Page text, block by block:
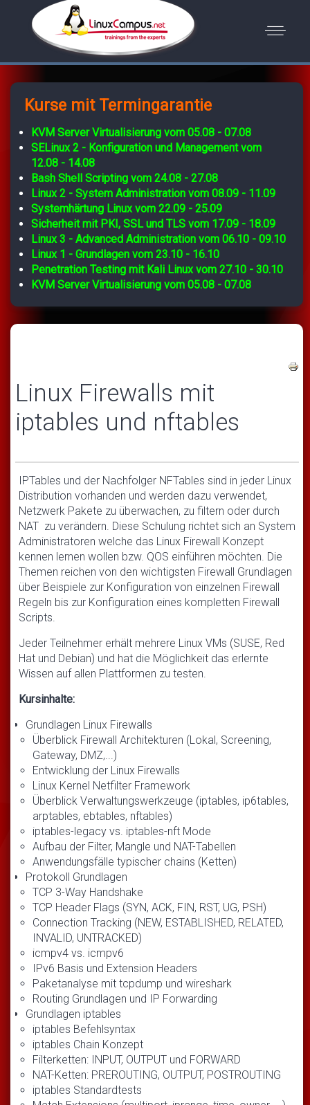
Kurse mit Termingarantie
KVM Server Virtualisierung vom 05.08 - 07.08
SELinux 2 - Konfiguration und Management vom
12.08 - 14.08
Bash Shell Scripting vom 24.08 - 27.08
Linux 2 - System Administration vom 08.09 - 11.09
Systemhärtung Linux vom 22.09 - 25.09
Sicherheit mit PKI, SSL und TLS vom 17.09 - 18.09
Linux 3 - Advanced Administration vom 06.10 - 09.10
Linux 1 - Grundlagen vom 23.10 - 16.10
Penetration Testing mit Kali Linux vom 27.10 - 30.10
KVM Server Virtualisierung vom 05.08 - 07.08
Linux Firewalls mit
iptables und nftables
IPTables und der Nachfolger NFTables sind in jeder Linux
Distribution vorhanden und werden dazu verwendet,
Netzwerk Pakete zu überwachen, zu filtern oder durch
NAT zu verändern. Diese Schulung richtet sich an System
Administratoren welche das Linux Firewall Konzept
kennen lernen wollen bzw. QOS einführen möchten. Die
Themen reichen von den wichtigsten Firewall Grundlagen
über Beispiele zur Konfiguration von einzelnen Firewall
Regeln bis zur Konfiguration eines kompletten Firewall
Scripts.
Jeder Teilnehmer erhält mehrere Linux VMs (SUSE, Red
Hat und Debian) und hat die Möglichkeit das erlernte
Wissen auf allen Plattformen zu testen.
Kursinhalte:
Grundlagen Linux Firewalls
Überblick Firewall Architekturen (Lokal, Screening,
Gateway, DMZ,...)
Entwicklung der Linux Firewalls
Linux Kernel Netfilter Framework
Überblick Verwaltungswerkzeuge (iptables, ip6tables,
arptables, ebtables, nftables)
iptables-legacy vs. iptables-nft Mode
Aufbau der Filter, Mangle und NAT-Tabellen
Anwendungsfälle typischer chains (Ketten)
Protokoll Grundlagen
TCP 3-Way Handshake
TCP Header Flags (SYN, ACK, FIN, RST, UG, PSH)
Connection Tracking (NEW, ESTABLISHED, RELATED,
INVALID, UNTRACKED)
icmpv4 vs. icmpv6
IPv6 Basis und Extension Headers
Paketanalyse mit tcpdump und wireshark
Routing Grundlagen und IP Forwarding
Grundlagen iptables
iptables Befehlsyntax
iptables Chain Konzept
Filterketten: INPUT, OUTPUT und FORWARD
NAT-Ketten: PREROUTING, OUTPUT, POSTROUTING
iptables Standardtests